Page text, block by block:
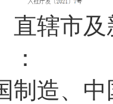
直辖市
制造、